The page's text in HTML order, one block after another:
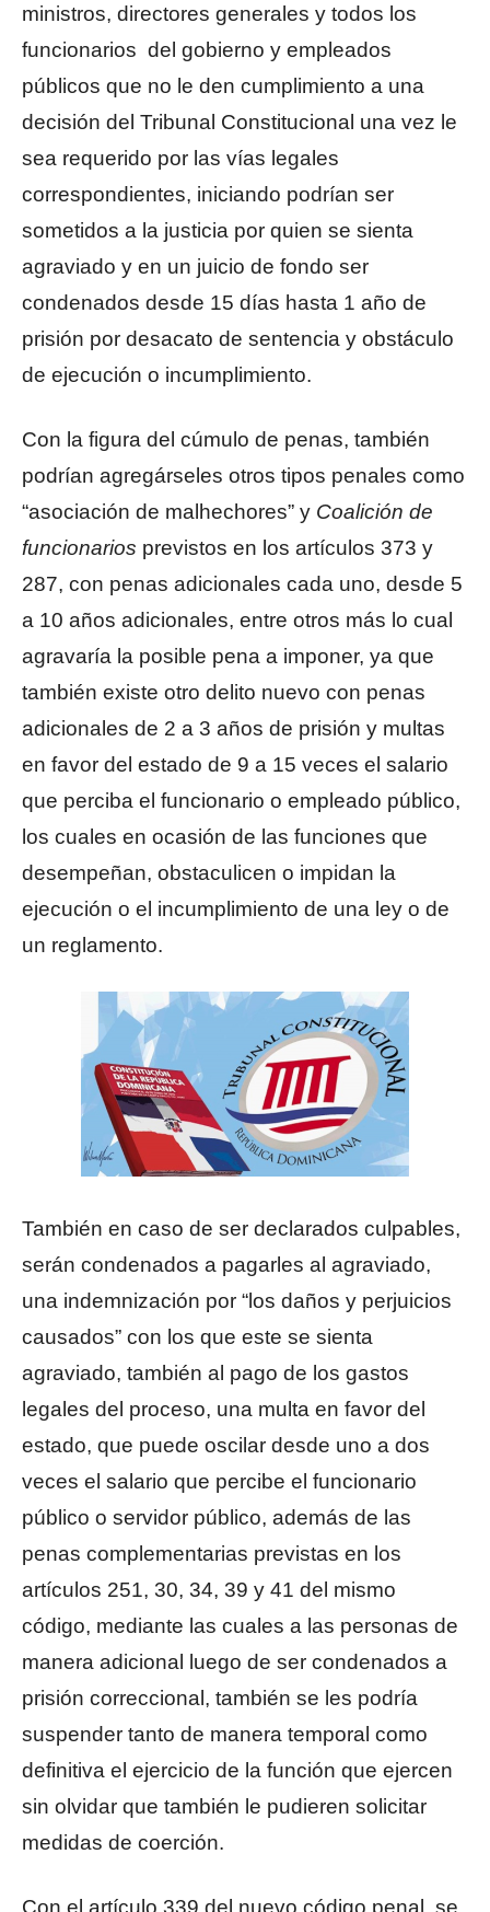
ministros, directores generales y todos los
funcionarios del gobierno y empleados
públicos que no le den cumplimiento a una
decisión del Tribunal Constitucional una vez le
sea requerido por las vías legales
correspondientes, iniciando podrían ser
sometidos a la justicia por quien se sienta
agraviado y en un juicio de fondo ser
condenados desde 15 días hasta 1 año de
prisión por desacato de sentencia y obstáculo
de ejecución o incumplimiento.
Con la figura del cúmulo de penas, también
podrían agregárseles otros tipos penales como
“asociación de malhechores” y Coalición de
funcionarios previstos en los artículos 373 y
287, con penas adicionales cada uno, desde 5
a 10 años adicionales, entre otros más lo cual
agravaría la posible pena a imponer, ya que
también existe otro delito nuevo con penas
adicionales de 2 a 3 años de prisión y multas
en favor del estado de 9 a 15 veces el salario
que perciba el funcionario o empleado público,
los cuales en ocasión de las funciones que
desempeñan, obstaculicen o impidan la
ejecución o el incumplimiento de una ley o de
un reglamento.
También en caso de ser declarados culpables,
serán condenados a pagarles al agraviado,
una indemnización por “los daños y perjuicios
causados” con los que este se sienta
agraviado, también al pago de los gastos
legales del proceso, una multa en favor del
estado, que puede oscilar desde uno a dos
veces el salario que percibe el funcionario
público o servidor público, además de las
penas complementarias previstas en los
artículos 251, 30, 34, 39 y 41 del mismo
código, mediante las cuales a las personas de
manera adicional luego de ser condenados a
prisión correccional, también se les podría
suspender tanto de manera temporal como
definitiva el ejercicio de la función que ejercen
sin olvidar que también le pudieren solicitar
medidas de coerción.
Con el artículo 339 del nuevo código penal, se